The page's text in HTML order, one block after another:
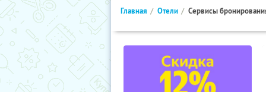
Главная Отели Сервисы